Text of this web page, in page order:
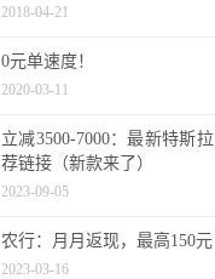
2018-04-21
0元单速度！
2020-03-11
立减3500-7000：最新特斯
荐链接（新款来了）
2023-09-05
农行：月月返现，最高150元
2023-03-16